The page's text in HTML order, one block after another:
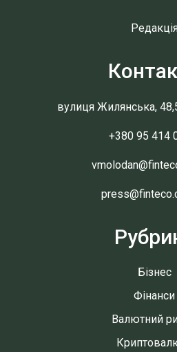
вулиця Жилянська,
+380 95 414
Бізнес
Фінанси
Валютний